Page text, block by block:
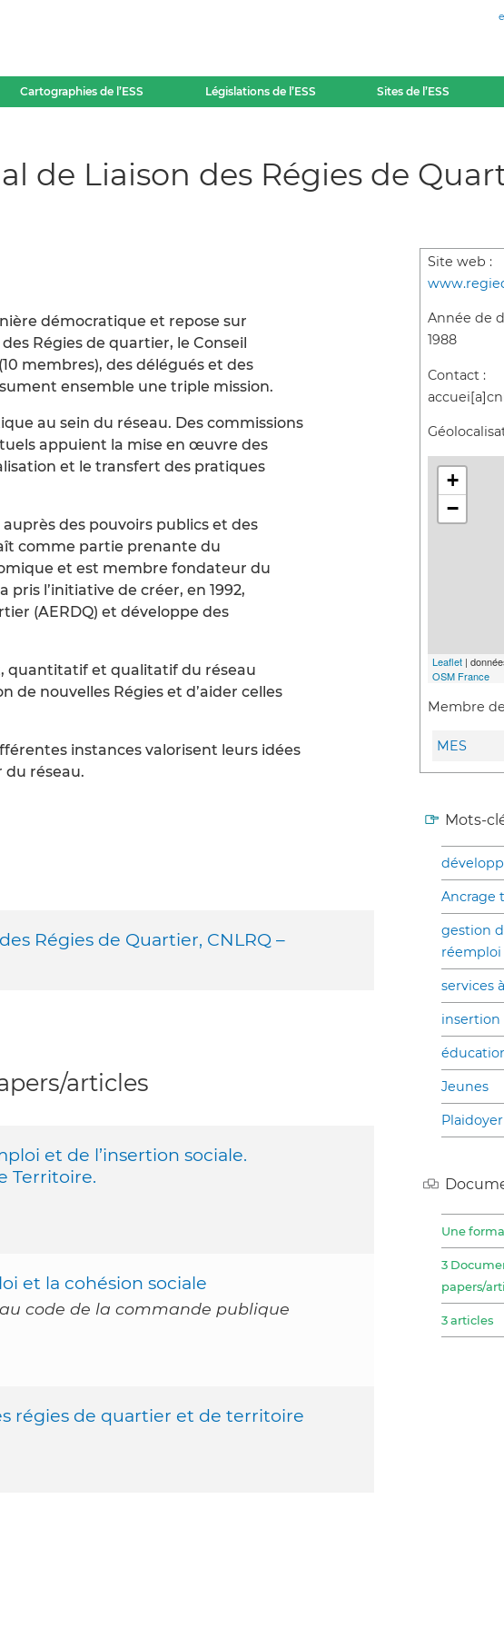
Cartographies de l’ESS Législations de l’ESS Sites de l’ESS
de Liaison des Régies de
démocratique et repose sur
Régies de quartier, le Conseil
membres), des délégués et des
ensemble une triple mission.
au sein du réseau. Des commissions
appuient la mise en œuvre des
et le transfert des pratiques
des pouvoirs publics et des
comme partie prenante du
et est membre fondateur du
pris l’initiative de créer, en 1992,
(AERDQ) et développe des
quantitatif et qualitatif du réseau
de nouvelles Régies et d’aider celles
instances valorisent leurs idées
du réseau.
Site web :
Année de
1988
Contact :
+
−
Leaflet |
OSM France
Membre
MES
Mots-
Ancrage
gestion
réemploi
services
insertion
Jeunes
Plaidoyer
Une
3
papers/
3 articles
Régies de Quartier, CNLRQ –
articles
et de l’insertion sociale.
Territoire.
et la cohésion sociale
code de la commande publique
régies de quartier et de territoire